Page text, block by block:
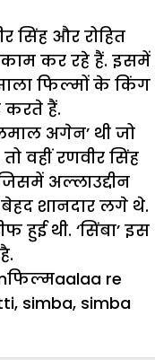
सिंह और रोहित
काम कर रहे हैं. इसमें
फिल्मों के किंग
करते हैं.
अगेन’ थी जो
वहीं रणवीर सिंह
अल्लाउद्दीन
शानदार लगे थे.
हुई थी. ‘सिंबा’ इस
Categories
फिल्मTags
aalaa re
, simba, simba